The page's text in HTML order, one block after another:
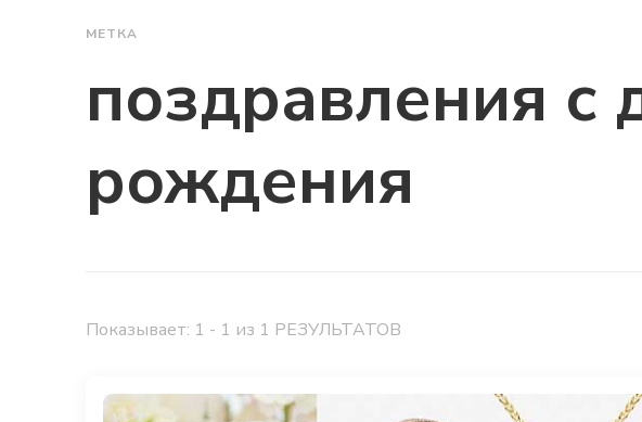
МЕТКА
поздравления с
рождения
Показывает: 1 - 1 из 1 РЕЗУЛЬТАТОВ